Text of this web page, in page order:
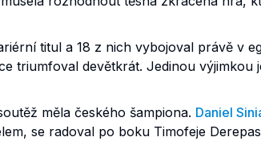
titul a 18 z nich vybojoval právě v
triumfoval devětkrát. Jedinou výjimkou
měla českého šampiona. Daniel
se radoval po boku Timofeje